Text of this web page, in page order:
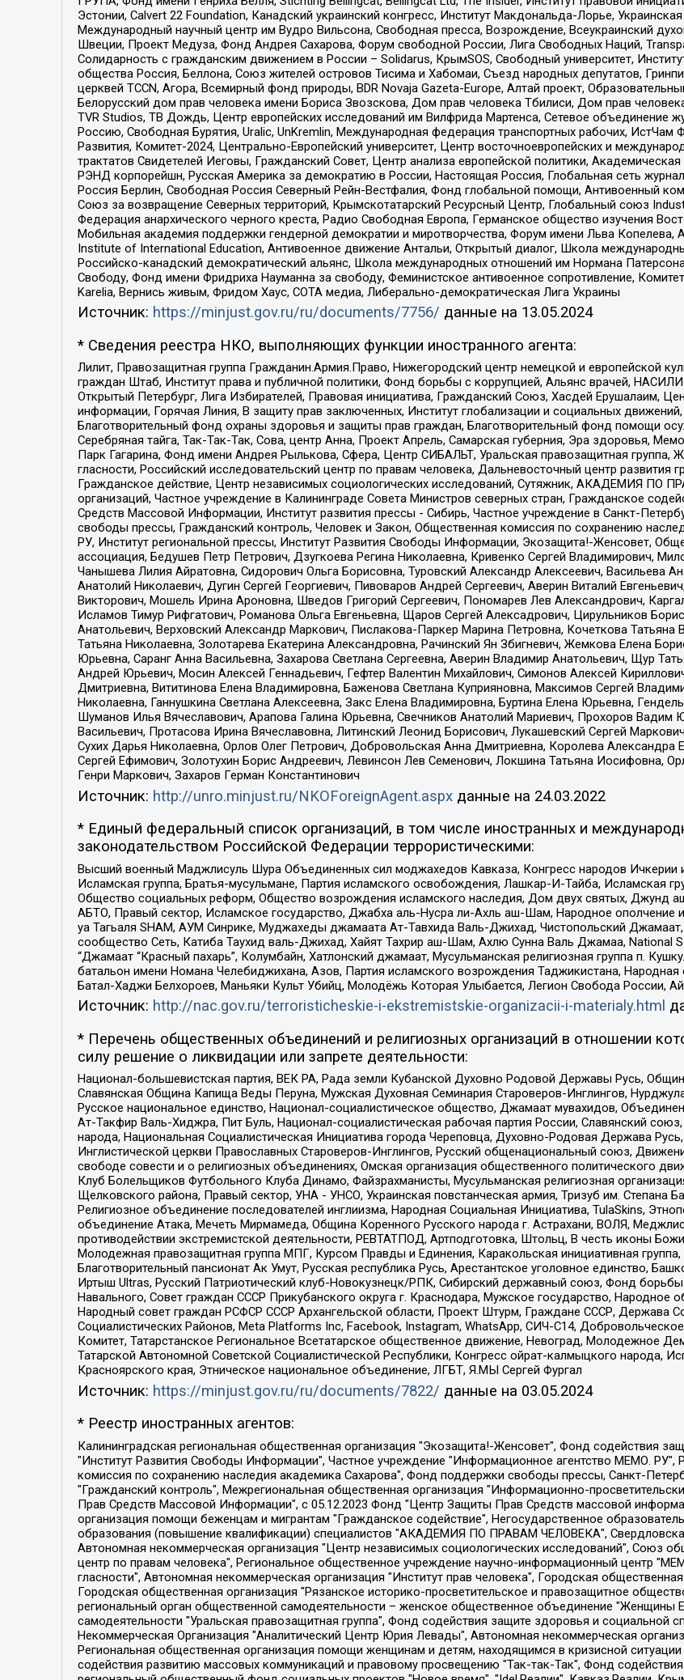
Эстонии, Calvert 22 Foundation, Канадский украинский конгресс, Институт Макдональда-Лорье,
Международный научный центр им Вудро Вильсона, Свободная пресса, Возрождение, Всеукраинский
Швеции, Проект Медуза, Фонд Андрея Сахарова, Форум свободной России, Лига Свободных Наций,
Солидарность с гражданским движением в России – Solidarus, КрымSOS, Свободный университет,
общества Россия, Беллона, Союз жителей островов Тисима и Хабомаи, Съезд народных депутатов,
церквей TCCN, Агора, Всемирный фонд природы, BDR Novaja Gazeta-Europe, Алтай проект,
Белорусский дом прав человека имени Бориса Звозскова, Дом прав человека Тбилиси, Дом прав
TVR Studios, ТВ Дождь, Центр европейских исследований им Вилфрида Мартенса, Сетевое объединение
Россию, Свободная Бурятия, Uralic, UnKremlin, Международная федерация транспортных рабочих, ИстЧам
Развития, Комитет-2024, Центрально-Европейский университет, Центр восточноевропейских и
трактатов Свидетелей Иеговы, Гражданский Совет, Центр анализа европейской политики,
РЭНД корпорейшн, Русская Америка за демократию в России, Настоящая Россия, Глобальная сеть
Россия Берлин, Свободная Россия Северный Рейн-Вестфалия, Фонд глобальной помощи, Антивоенный
Союз за возвращение Северных территорий, Крымскотатарский Ресурсный Центр, Глобальный союз
Федерация анархического черного креста, Радио Свободная Европа, Германское общество изучения
Мобильная академия поддержки гендерной демократии и миротворчества, Форум имени Льва Копелева,
Institute of International Education, Антивоенное движение Антальи, Открытый диалог, Школа
Российско-канадский демократический альянс, Школа международных отношений им Нормана
Свободу, Фонд имени Фридриха Науманна за свободу, Феминистское антивоенное сопротивление,
Karelia, Вернись живым, Фридом Хаус, СОТА медиа, Либерально-демократическая Лига Украины
Источник: https://minjust.gov.ru/ru/documents/7756/ данные на 13.05.2024
* Сведения реестра НКО, выполняющих функции иностранного агента:
Лилит, Правозащитная группа Гражданин.Армия.Право, Нижегородский центр немецкой и европейской
граждан Штаб, Институт права и публичной политики, Фонд борьбы с коррупцией, Альянс врачей,
Открытый Петербург, Лига Избирателей, Правовая инициатива, Гражданский Союз, Хасдей Ерушалаим,
информации, Горячая Линия, В защиту прав заключенных, Институт глобализации и социальных
Благотворительный фонд охраны здоровья и защиты прав граждан, Благотворительный фонд помощи
Серебряная тайга, Так-Так-Так, Сова, центр Анна, Проект Апрель, Самарская губерния, Эра здоровья,
Парк Гагарина, Фонд имени Андрея Рылькова, Сфера, Центр СИБАЛЬТ, Уральская правозащитная группа,
гласности, Российский исследовательский центр по правам человека, Дальневосточный центр развития
Гражданское действие, Центр независимых социологических исследований, Сутяжник, АКАДЕМИЯ ПО
организаций, Частное учреждение в Калининграде Совета Министров северных стран, Гражданское
Средств Массовой Информации, Институт развития прессы - Сибирь, Частное учреждение в Санкт-
свободы прессы, Гражданский контроль, Человек и Закон, Общественная комиссия по сохранению
РУ, Институт региональной прессы, Институт Развития Свободы Информации, Экозащита!-Женсовет,
ассоциация, Бедушев Петр Петрович, Дзугкоева Регина Николаевна, Кривенко Сергей Владимирович,
Чанышева Лилия Айратовна, Сидорович Ольга Борисовна, Туровский Александр Алексеевич, Васильева
Анатолий Николаевич, Дугин Сергей Георгиевич, Пивоваров Андрей Сергеевич, Аверин Виталий
Викторович, Мошель Ирина Ароновна, Шведов Григорий Сергеевич, Пономарев Лев Александрович,
Исламов Тимур Рифгатович, Романова Ольга Евгеньевна, Щаров Сергей Алексадрович, Цирульников
Анатольевич, Верховский Александр Маркович, Пислакова-Паркер Марина Петровна, Кочеткова Татьяна
Татьяна Николаевна, Золотарева Екатерина Александровна, Рачинский Ян Збигневич, Жемкова Елена
Юрьевна, Саранг Анна Васильевна, Захарова Светлана Сергеевна, Аверин Владимир Анатольевич, Щур
Андрей Юрьевич, Мосин Алексей Геннадьевич, Гефтер Валентин Михайлович, Симонов Алексей
Дмитриевна, Вититинова Елена Владимировна, Баженова Светлана Куприяновна, Максимов Сергей
Николаевна, Ганнушкина Светлана Алексеевна, Закс Елена Владимировна, Буртина Елена Юрьевна,
Шуманов Илья Вячеславович, Арапова Галина Юрьевна, Свечников Анатолий Мариевич, Прохоров Вадим
Васильевич, Протасова Ирина Вячеславовна, Литинский Леонид Борисович, Лукашевский Сергей
Сухих Дарья Николаевна, Орлов Олег Петрович, Добровольская Анна Дмитриевна, Королева Александра
Сергей Ефимович, Золотухин Борис Андреевич, Левинсон Лев Семенович, Локшина Татьяна Иосифовна,
Генри Маркович, Захаров Герман Константинович
Источник: http://unro.minjust.ru/NKOForeignAgent.aspxданные на 24.03.2022
* Единый федеральный список организаций, в том числе иностранных и
законодательством Российской Федерации террористическими:
Высший военный Маджлисуль Шура Объединенных сил моджахедов Кавказа, Конгресс народов Ичкерии
Исламская группа, Братья-мусульмане, Партия исламского освобождения, Лашкар-И-Тайба, Исламская
Общество социальных реформ, Общество возрождения исламского наследия, Дом двух святых, Джунд
АБТО, Правый сектор, Исламское государство, Джабха аль-Нусра ли-Ахль аш-Шам, Народное
уа Тагьаля SHAM, АУМ Синрике, Муджахеды джамаата Ат-Тавхида Валь-Джихад, Чистопольский
сообщество Сеть, Катиба Таухид валь-Джихад, Хайят Тахрир аш-Шам, Ахлю Сунна Валь Джамаа, National
“Джамаат “Красный пахарь”, Колумбайн, Хатлонский джамаат, Мусульманская религиозная группа п.
батальон имени Номана Челебиджихана, Азов, Партия исламского возрождения Таджикистана,
Батал-Хаджи Белхороев, Маньяки Культ Убийц, Молодёжь Которая Улыбается, Легион Свобода России,
Источник: http://nac.gov.ru/terroristicheskie-i-ekstremistskie-organizacii-i-materialy.html
* Перечень общественных объединений и религиозных организаций в отношении
силу решение о ликвидации или запрете деятельности:
Национал-большевистская партия, ВЕК РА, Рада земли Кубанской Духовно Родовой Державы Русь,
Славянская Община Капища Веды Перуна, Мужская Духовная Семинария Староверов-Инглингов,
Русское национальное единство, Национал-социалистическое общество, Джамаат мувахидов,
Ат-Такфир Валь-Хиджра, Пит Буль, Национал-социалистическая рабочая партия России, Славянский
народа, Национальная Социалистическая Инициатива города Череповца, Духовно-Родовая Держава
Инглистической церкви Православных Староверов-Инглингов, Русский общенациональный союз,
свободе совести и о религиозных объединениях, Омская организация общественного политического
Клуб Болельщиков Футбольного Клуба Динамо, Файзрахманисты, Мусульманская религиозная
Щелковского района, Правый сектор, УНА - УНСО, Украинская повстанческая армия, Тризуб им. Степана
Религиозное объединение последователей инглиизма, Народная Социальная Инициатива, TulaSkins,
объединение Атака, Мечеть Мирмамеда, Община Коренного Русского народа г. Астрахани, ВОЛЯ,
противодействии экстремистской деятельности, РЕВТАТПОД, Артподготовка, Штольц, В честь иконы
Молодежная правозащитная группа МПГ, Курсом Правды и Единения, Каракольская инициативная
Благотворительный пансионат Ак Умут, Русская республика Русь, Арестантское уголовное единство,
Иртыш Ultras, Русский Патриотический клуб-Новокузнецк/РПК, Сибирский державный союз, Фонд
Навального, Совет граждан СССР Прикубанского округа г. Краснодара, Мужское государство,
Народный совет граждан РСФСР СССР Архангельской области, Проект Штурм, Граждане СССР, Держава
Социалистических Районов, Meta Platforms Inc, Facebook, Instagram, WhatsApp, СИЧ-С14,
Комитет, Татарстанское Региональное Всетатарское общественное движение, Невоград, Молодежное
Татарской Автономной Советской Социалистической Республики, Конгресс ойрат-калмыцкого народа,
Красноярского края, Этническое национальное объединение, ЛГБТ, Я.МЫ Сергей Фургал
Источник: https://minjust.gov.ru/ru/documents/7822/ данные на 03.05.2024
* Реестр иностранных агентов:
Калининградская региональная общественная организация "Экозащита!-Женсовет", Фонд содействия защите прав и свобод граждан "Общественный вердикт", Фонд "Институт Развития Свободы Информации", Частное учреждение "Информационное агентство МЕМО. РУ", Региональная общественная организация "Общественная комиссия по сохранению наследия академика Сахарова", Фонд поддержки свободы прессы, Санкт-Петербургская общественная правозащитная организация "Гражданский контроль", Межрегиональная общественная организация "Информационно-просветительский центр "Мемориал", Региональный Фонд "Центр Защиты Прав Средств Массовой Информации", с 05.12.2023 Фонд "Центр Защиты Прав Средств массовой информации", Региональная общественная благотворительная организация помощи беженцам и мигрантам "Гражданское содействие", Негосударственное образовательное учреждение дополнительного профессионального образования (повышение квалификации) специалистов "АКАДЕМИЯ ПО ПРАВАМ ЧЕЛОВЕКА", Свердловская региональная общественная организация "Сутяжник", Автономная некоммерческая организация "Центр независимых социологических исследований", Союз общественных объединений "Российский исследовательский центр по правам человека", Региональное общественное учреждение научно-информационный центр "МЕМОРИАЛ", Некоммерческая организация "Фонд защиты гласности", Автономная некоммерческая организация "Институт прав человека", Городская общественная организация "Екатеринбургское общество "МЕМОРИАЛ", Городская общественная организация "Рязанское историко-просветительское и правозащитное общество "Мемориал" (Рязанский Мемориал), Челябинский региональный орган общественной самодеятельности – женское общественное объединение "Женщины Евразии", Челябинский региональный орган общественной самодеятельности "Уральская правозащитная группа", Фонд содействия защите здоровья и социальной справедливости имени Андрея Рылькова, Автономная Некоммерческая Организация "Аналитический Центр Юрия Левады", Автономная некоммерческая организация социальной поддержки населения "Проект Апрель", Региональная общественная организация помощи женщинам и детям, находящимся в кризисной ситуации "Информационно-методический центр "Анна", Фонд содействия развитию массовых коммуникаций и правовому просвещению "Так-так-Так", Фонд содействия устойчивому развитию "Серебряная тайга", Свердловский региональный общественный фонд социальных проектов "Новое время", "Idel.Реалии", Кавказ.Реалии, Крым.Реалии, Телеканал Настоящее Время, Татаро-башкирская служба Радио Свобода (Azatliq Radiosi), Радио Свободная Европа/Радио Свобода (PCE/PC), "Сибирь.Реалии", "Фактограф", Благотворительный фонд помощи осужденным и их семьям, Автономная некоммерческая организация "Институт глобализации и социальных движений", Фонд "В защиту прав заключенных", Частное учреждение "Центр поддержки и содействия развитию средств массовой информации", Пензенский региональный общественный благотворительный фонд "Гражданский союз", "Север.Реалии", Некоммерческая организация Фонд "Правовая инициатива", Общество с ограниченной ответственностью "Радио Свободная Европа/Радио Свобода", Чешское информационное агентство "MEDIUM-ORIENT", Красноярская региональная общественная организация "Мы против СПИДа", Камалягин Денис Николаевич, Маркелов Сергей Евгеньевич, Пономарев Лев Александрович, Савицкая Людмила Алексеевна, Автономная некоммерческая организация "Центр по работе с проблемой насилия "НАСИЛИЮ.НЕТ", Межрегиональный профессиональный союз работников здравоохранения "Альянс врачей", Юридическое лицо, зарегистрированное в Латвийской Республике, SIA "Medusa Project" (регистрационный номер 40103797863, дата регистрации 10.06.2014), Некоммерческая организация "Фонд по борьбе с коррупцией", Автономная некоммерческая организация "Институт права и публичной политики", Баданин Роман Сергеевич, Гликин Максим Александрович, Железнова Мария Михайловна, Лукьянова Юлия Сергеевна, Маетная Елизавета Витальевна, Маняхин Петр Борисович, Чуракова Ольга Владимировна, Ярош Юлия Петровна, Юридическое лицо "The Insider SIA", зарегистрированное в Риге, Латвийская Республика (дата регистрации 26.06.2015), являющееся администратором доменного имени интернет-издания "The Insider SIA", https://theins.ru, Постернак Алексей Евгеньевич, Рубин Михаил Аркадьевич, Анин Роман Александрович, Юридическое лицо Istories fonds, зарегистрированное в Латвийской Республике (регистрационный номер 50008295751, дата регистрации 24.02.2020), Великовский Дмитрий Александрович, Долинина Ирина Николаевна, Мароховская Алеся Алексеевна, Шлейнов Роман Юрьевич, Шмагун Олеся Валентиновна, Общество с ограниченной ответственностью "Альтаир 2021", Общество с ограниченной ответственностью "Вега 2021", Общество с ограниченной ответственностью "Главный редактор 2021", Общество с ограниченной ответственностью "Ромашки монолит", Важенков Артем Валерьевич, Ивановская областная общественная организация "Центр гендерных исследований", Гурман Юрий Альбертович, Медиапроект "ОВД-Инфо", Егоров Владимир Владимирович, Жилинский Владимир Александрович, Общество с ограниченной ответственностью "ЗП", Иванова София Юрьевна, Карезина Инна Павловна, Кильтау Екатерина Викторовна, Петров Алексей Викторович, Пискунов Сергей Евгеньевич, Смирнов Сергей Сергеевич, Тихонов Михаил Сергеевич, Общество с ограниченной ответственностью "ЖУРНАЛИСТ-ИНОСТРАННЫЙ АГЕНТ", Арапова Галина Юрьевна, Вольтская Татьяна Анатольевна, Американская компания "Mason G.E.S. Anonymous Foundation" (США), являющаяся владельцем интернет-издания https://mnews.world/, Компания "Stichting Bellingcat", зарегистрированная в Нидерландах (дата регистрации 11.07.2018), Захаров Андрей Вячеславович, Клепиковская Екатерина Дмитриевна, Общество с ограниченной ответственностью "МЕМО", Перл Роман Александрович, Симонов Евгений Алексеевич, Соловьева Елена Анатольевна, Сотников Даниил Владимирович, Сурначева Елизавета Дмитриевна, Автономная некоммерческая организация по защите прав человека и информированию населения "Якутия – Наше Мнение", Общество с ограниченной ответственностью "Москоу диджитал медиа", с 26.01.2023 Общество с ограниченной ответственностью "Чайка Белые сады", Ветошкина Валерия Валерьевна, Заговора Максим Александрович, Межрегиональное общественное движение "Российская ЛГБТ - сеть", Оленичев Максим Владимирович, Павлов Иван Юрьевич, Скворцова Елена Сергеевна,